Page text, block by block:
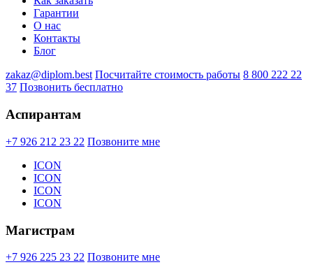
Гарантии
О нас
Контакты
Блог
zakaz@diplom.best Посчитайте стоимость работы 8 800 222 22
37 Позвонить бесплатно
Аспирантам
+7 926 212 23 22 Позвоните мне
ICON
ICON
ICON
ICON
Магистрам
+7 926 225 23 22 Позвоните мне